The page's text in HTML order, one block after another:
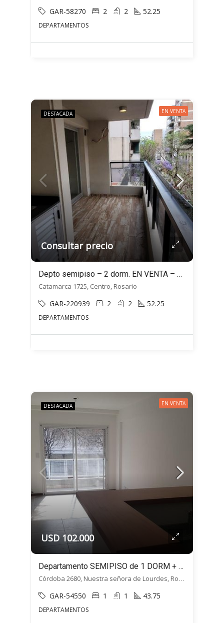
GAR-58270 2 2 52.25
DEPARTAMENTOS
DESTACADA EN VENTA
Consultar precio
Depto semipiso – 2 dorm. EN VENTA – Doble balcón! – Sarmiento 1725, Rosario
Catamarca 1725, Centro, Rosario
GAR-220939 2 2 52.25
DEPARTAMENTOS
DESTACADA EN VENTA
USD 102.000
Departamento SEMIPISO de 1 DORM + Balcón – Cordoba 2680, Macrocentro, Rosario
Córdoba 2680, Nuestra señora de Lourdes, Rosario
GAR-54550 1 1 43.75
DEPARTAMENTOS